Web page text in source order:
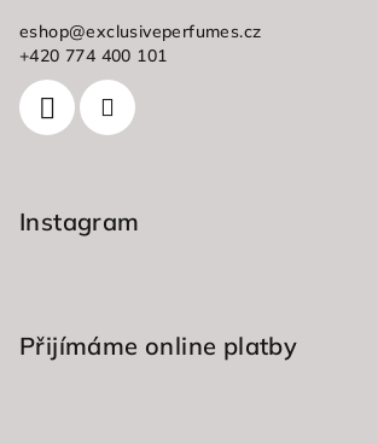
eshop@exclusiveperfumes.cz
+420 774 400 101
Instagram
Přijímáme online platby